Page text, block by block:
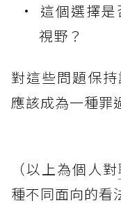
這個選擇
視野？
對這些問題保
應該成為一種罪
（以上為個人對
種不同面向的看